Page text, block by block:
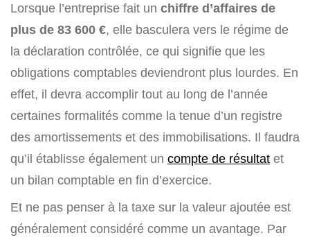
Lorsque l’entreprise fait un chiffre d’affaires de
plus de 83 600 €, elle basculera vers le régime de
la déclaration contrôlée, ce qui signifie que les
obligations comptables deviendront plus lourdes. En
effet, il devra accomplir tout au long de l’année
certaines formalités comme la tenue d’un registre
des amortissements et des immobilisations. Il faudra
qu’il établisse également un compte de résultat et
un bilan comptable en fin d’exercice.
Et ne pas penser à la taxe sur la valeur ajoutée est
généralement considéré comme un avantage. Par